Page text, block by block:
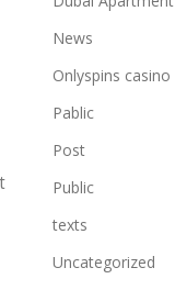
News
Onlyspins casino
Pablic
Post
Public
texts
Uncategorized